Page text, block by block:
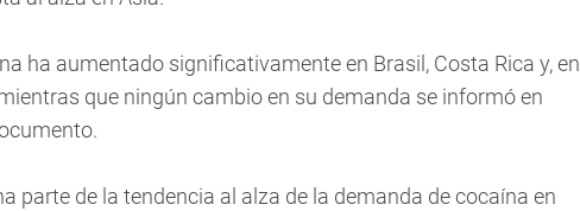
ha aumentado significativamente en Brasil, Costa Rica y, en
que ningún cambio en su demanda se informó en
parte de la tendencia al alza de la demanda de cocaína en